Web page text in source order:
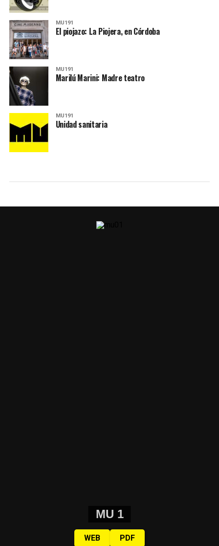
MU191
El piojazo: La Piojera, en Córdoba
MU191
Marilú Marini: Madre teatro
MU191
Unidad sanitaria
MU 1
WEB PDF